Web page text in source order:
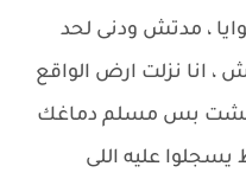
، مدتش ودنى لحد
انا نزلت ارض الواقع
عشت بس مسلم دماغك
يسجلوا عليه اللى